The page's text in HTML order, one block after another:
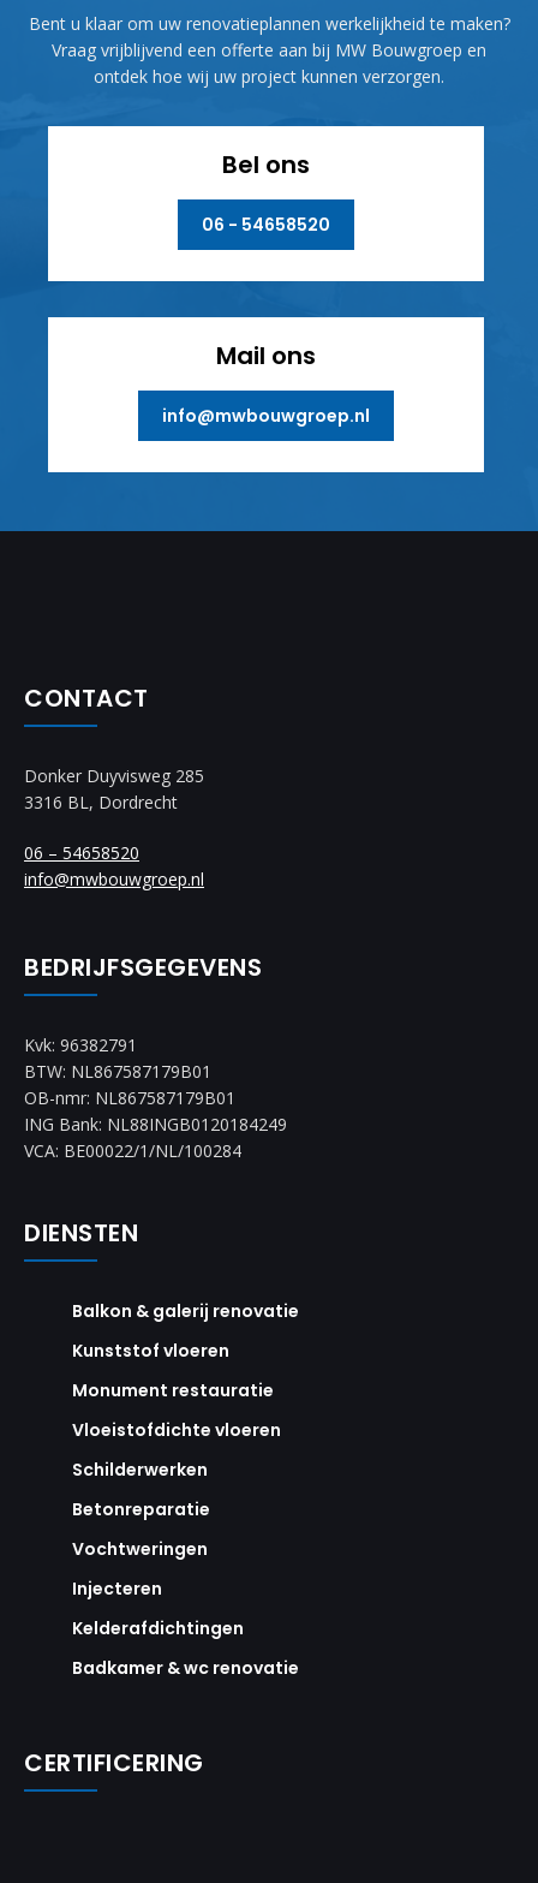
Bent u klaar om uw renovatieplannen werkelijkheid te maken?
Vraag vrijblijvend een offerte aan bij MW Bouwgroep en
ontdek hoe wij uw project kunnen verzorgen.
Bel ons
06 - 54658520
Mail ons
info@mwbouwgroep.nl
CONTACT
Donker Duyvisweg 285
3316 BL, Dordrecht
06 – 54658520
info@mwbouwgroep.nl
BEDRIJFSGEGEVENS
Kvk: 96382791
BTW: NL867587179B01
OB-nmr: NL867587179B01
ING Bank: NL88INGB0120184249
VCA: BE00022/1/NL/100284
DIENSTEN
Balkon & galerij renovatie
Kunststof vloeren
Monument restauratie
Vloeistofdichte vloeren
Schilderwerken
Betonreparatie
Vochtweringen
Injecteren
Kelderafdichtingen
Badkamer & wc renovatie
CERTIFICERING